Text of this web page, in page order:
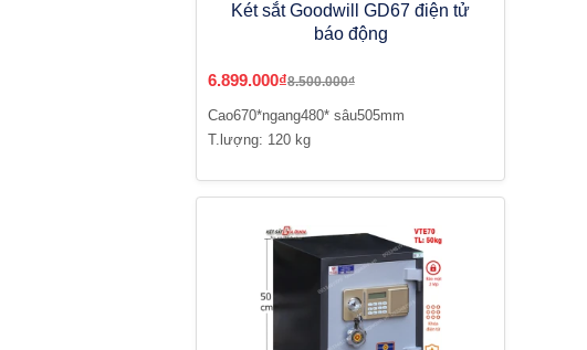
Két sắt Goodwill GD67 điện tử
báo động
6.899.000₫8.500.000₫
Cao670*ngang480* sâu505mm
T.lượng: 120 kg